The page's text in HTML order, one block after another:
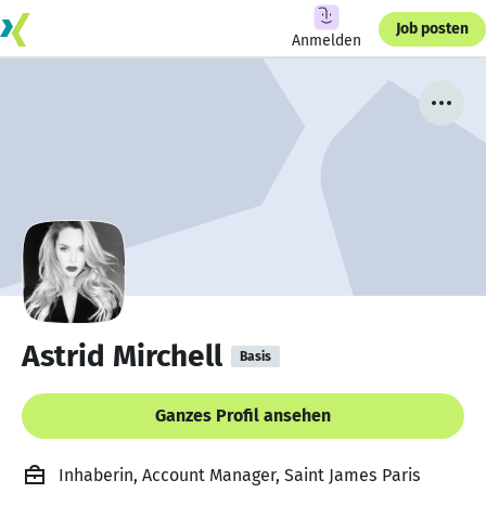
Anmelden
Job posten
Astrid Mirchell Basis
Ganzes Profil ansehen
Inhaberin, Account Manager, Saint James Paris